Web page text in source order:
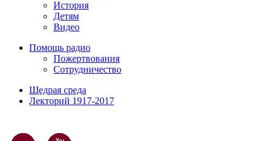
История
Детям
Видео
Помощь радио
Пожертвования
Сотрудничество
Щедрая среда
Лекторий 1917-2017